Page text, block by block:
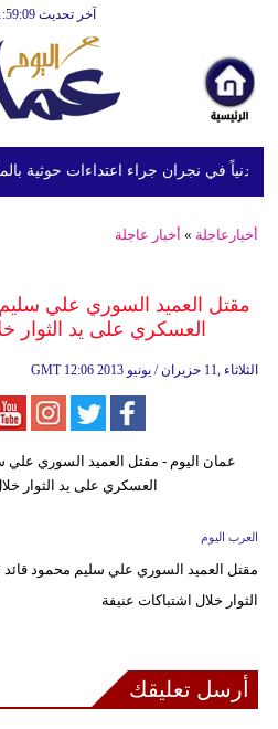
آخر تحديث GMT21:59:09
أخبارعاجلة » أخبار عاجلة
مقتل العميد السوري علي
العسكري على يد الثوار
GMT 12:06 2013 الثلاثاء ,11 حزيران / يونيو
العرب اليوم
مقتل العميد السوري علي سليم محمود
الثوار خلال اشتباكات عنيفة
أرسل تعليقك